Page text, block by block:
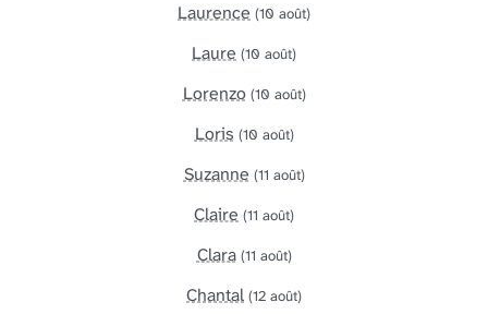
Laurence (10 août)
Laure (10 août)
Lorenzo (10 août)
Loris (10 août)
Suzanne (11 août)
Claire (11 août)
Clara (11 août)
Chantal (12 août)